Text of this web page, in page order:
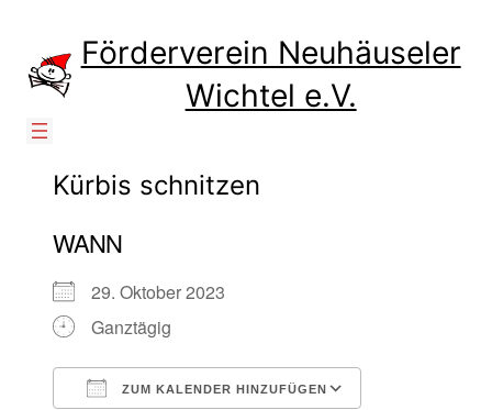
springen Förderverein Neuhäuseler
Wichtel e.V.
Kürbis schnitzen
WANN
29. Oktober 2023
Ganztägig
ZUM KALENDER HINZUFÜGEN